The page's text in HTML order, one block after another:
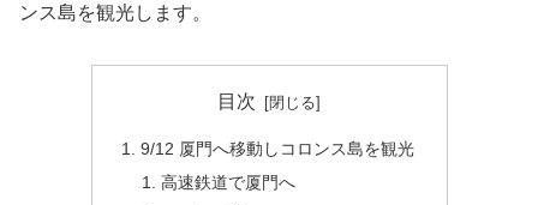
ンス島を観光します。
目次
9/12 厦門へ移動しコロンス島を観光
高速鉄道で厦門へ